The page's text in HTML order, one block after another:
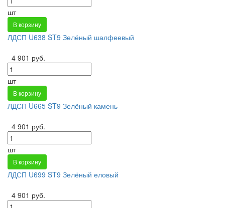
шт
В корзину
ЛДСП U638 ST9 Зелёный шалфеевый
4 901 руб.
шт
В корзину
ЛДСП U665 ST9 Зелёный камень
4 901 руб.
шт
В корзину
ЛДСП U699 ST9 Зелёный еловый
4 901 руб.